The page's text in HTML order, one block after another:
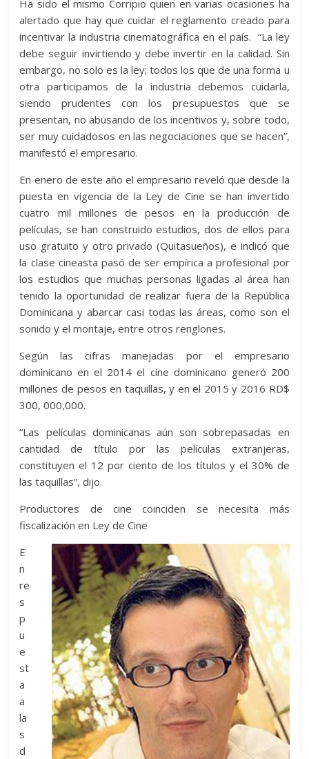
Ha sido el mismo Corripio quien en varias ocasiones ha
alertado que hay que cuidar el reglamento creado para
incentivar la industria cinematográfica en el país. “La ley
debe seguir invirtiendo y debe invertir en la calidad. Sin
embargo, no solo es la ley; todos los que de una forma u
otra participamos de la industria debemos cuidarla,
siendo prudentes con los presupuestos que se
presentan, no abusando de los incentivos y, sobre todo,
ser muy cuidadosos en las negociaciones que se hacen”,
manifestó el empresario.
En enero de este año el empresario reveló que desde la
puesta en vigencia de la Ley de Cine se han invertido
cuatro mil millones de pesos en la producción de
películas, se han construido estudios, dos de ellos para
uso gratuito y otro privado (Quitasueños), e indicó que
la clase cineasta pasó de ser empírica a profesional por
los estudios que muchas personas ligadas al área han
tenido la oportunidad de realizar fuera de la República
Dominicana y abarcar casi todas las áreas, como son el
sonido y el montaje, entre otros renglones.
Según las cifras manejadas por el empresario
dominicano en el 2014 el cine dominicano generó 200
millones de pesos en taquillas, y en el 2015 y 2016 RD$
300, 000,000.
“Las películas dominicanas aún son sobrepasadas en
cantidad de título por las películas extranjeras,
constituyen el 12 por ciento de los títulos y el 30% de
las taquillas”, dijo.
Productores de cine coinciden se necesita más
fiscalización en Ley de Cine
E
n
re
s
p
u
e
st
a
a
la
s
d